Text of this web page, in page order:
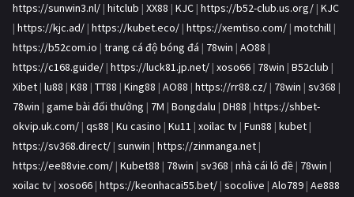
https://sunwin3.nl/ | hitclub | XX88 | KJC | https://b52-club.us.org/ | KJC
| https://kjc.ad/ | https://kubet.eco/ | https://xemtiso.com/ | motchill |
https://b52com.io | trang cá độ bóng đá | 78win | AO88 |
https://c168.guide/ | https://luck81.jp.net/ | xoso66 | 78win | B52club |
Xibet | lu88 | K88 | TT88 | King88 | AO88 | https://rr88.cz/ | 78win | sv368 |
78win | game bài đổi thưởng | 7M | Bongdalu | DH88 | https://shbet-
okvip.uk.com/ | qs88 | Ku casino | Ku11 | xoilac tv | Fun88 | kubet |
https://sv368.direct/ | sunwin | https://zinmanga.net |
https://ee88vie.com/ | Kubet88 | 78win | sv368 | nhà cái lô đề | 78win |
xoilac tv | xoso66 | https://keonhacai55.bet/ | socolive | Alo789 | Ae888